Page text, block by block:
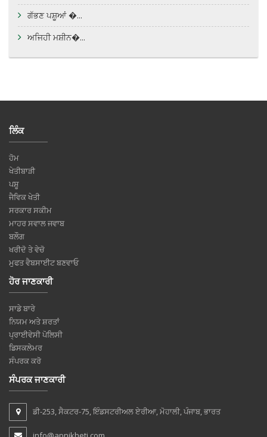
ਗੱਭਣ ਪਸ਼ੂਆਂ �...
ਅਜਿਹੀ ਮਸ਼ੀਨ�...
ਲਿੰਕ
ਹੋਮ
ਖੇਤੀਬਾੜੀ
ਪਸ਼ੂ
ਜੈਵਿਕ ਖੇਤੀ
ਸਰਕਾਰ ਸਕੀਮ
ਮਾਹਰ ਸਵਾਲ ਜਵਾਬ
ਬਲੌਗ
ਖਰੀਦੋ ਤੇ ਵੇਚੋ
ਮੁਫਤ ਵੈਬਸਾਈਟ ਬਣਵਾਓ
ਹੋਰ ਜਾਣਕਾਰੀ
ਸਾਡੇ ਬਾਰੇ
ਨਿਯਮ ਅਤੇ ਸ਼ਰਤਾਂ
ਪ੍ਰਾਈਵੇਸੀ ਪੋਲਿਸੀ
ਡਿਸਕਲੇਮਰ
ਸੰਪਰਕ ਕਰੋ
ਸੰਪਰਕ ਜਾਣਕਾਰੀ
ਡੀ-253, ਸੈਕਟਰ-75, ਇੰਡਸਟਰੀਅਲ ਏਰੀਆ, ਮੋਹਾਲੀ, ਪੰਜਾਬ, ਭਾਰਤ